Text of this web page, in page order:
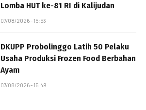
Lomba HUT ke-81 RI di Kalijudan
07/08/2026 - 15:53
DKUPP Probolinggo Latih 50 Pelaku
Usaha Produksi Frozen Food Berbahan
Ayam
07/08/2026 - 15:49